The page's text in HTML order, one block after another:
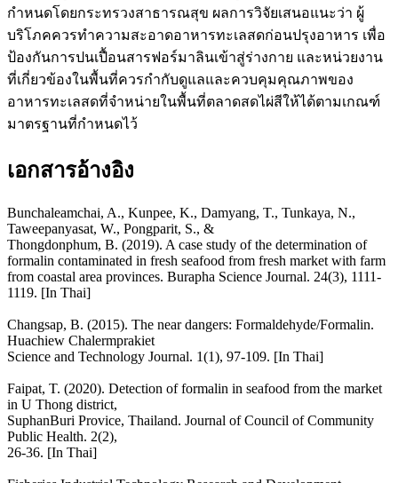
กำหนดโดยกระทรวงสาธารณสุข ผลการวิจัยเสนอแนะว่า ผู้
บริโภคควรทำความสะอาดอาหารทะเลสดก่อนปรุงอาหาร เพื่อ
ป้องกันการปนเปื้อนสารฟอร์มาลินเข้าสู่ร่างกาย และหน่วยงาน
ที่เกี่ยวข้องในพื้นที่ควรกำกับดูแลและควบคุมคุณภาพของ
อาหารทะเลสดที่จำหน่ายในพื้นที่ตลาดสดไผ่สีให้ได้ตามเกณฑ์
มาตรฐานที่กำหนดไว้
เอกสารอ้างอิง
Bunchaleamchai, A., Kunpee, K., Damyang, T., Tunkaya, N.,
Taweepanyasat, W., Pongparit, S., &
Thongdonphum, B. (2019). A case study of the determination of
formalin contaminated in fresh seafood from fresh market with farm
from coastal area provinces. Burapha Science Journal. 24(3), 1111-
1119. [In Thai]
Changsap, B. (2015). The near dangers: Formaldehyde/Formalin.
Huachiew Chalermprakiet
Science and Technology Journal. 1(1), 97-109. [In Thai]
Faipat, T. (2020). Detection of formalin in seafood from the market
in U Thong district,
SuphanBuri Provice, Thailand. Journal of Council of Community
Public Health. 2(2),
26-36. [In Thai]